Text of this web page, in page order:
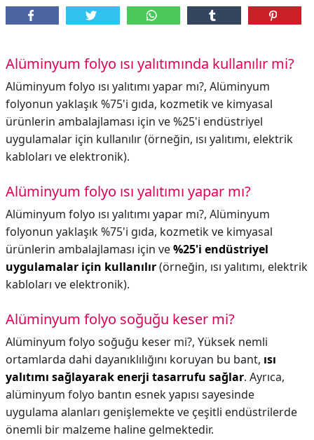
Alüminyum folyo ısı yalıtımında kullanılır mi?
Alüminyum folyo ısı yalıtımı yapar mı?, Alüminyum
folyonun yaklaşık %75'i gıda, kozmetik ve kimyasal
ürünlerin ambalajlaması için ve %25'i endüstriyel
uygulamalar için kullanılır (örneğin, ısı yalıtımı, elektrik
kabloları ve elektronik).
Alüminyum folyo ısı yalıtımı yapar mı?
Alüminyum folyo ısı yalıtımı yapar mı?, Alüminyum
folyonun yaklaşık %75'i gıda, kozmetik ve kimyasal
ürünlerin ambalajlaması için ve%25'i endüstriyel
uygulamalar için kullanılır(örneğin, ısı yalıtımı, elektrik
kabloları ve elektronik).
Alüminyum folyo soğuğu keser mi?
Alüminyum folyo soğuğu keser mi?, Yüksek nemli
ortamlarda dahi dayanıklılığını koruyan bu bant, ısı
yalıtımı sağlayarak enerji tasarrufu sağlar. Ayrıca,
alüminyum folyo bantın esnek yapısı sayesinde
uygulama alanları genişlemekte ve çeşitli endüstrilerde
önemli bir malzeme haline gelmektedir.